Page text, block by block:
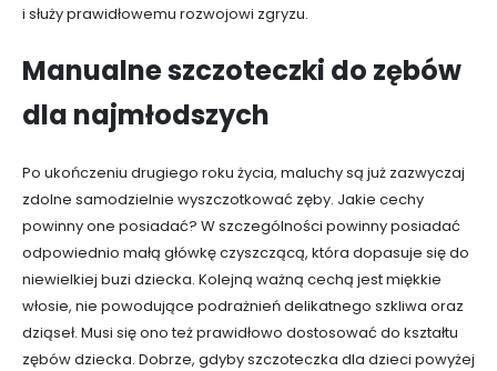
i służy prawidłowemu rozwojowi zgryzu.
Manualne szczoteczki do zębów
dla najmłodszych
Po ukończeniu drugiego roku życia, maluchy są już zazwyczaj
zdolne samodzielnie wyszczotkować zęby. Jakie cechy
powinny one posiadać? W szczególności powinny posiadać
odpowiednio małą główkę czyszczącą, która dopasuje się do
niewielkiej buzi dziecka. Kolejną ważną cechą jest miękkie
włosie, nie powodujące podrażnień delikatnego szkliwa oraz
dziąseł. Musi się ono też prawidłowo dostosować do kształtu
zębów dziecka. Dobrze, gdyby szczoteczka dla dzieci powyżej